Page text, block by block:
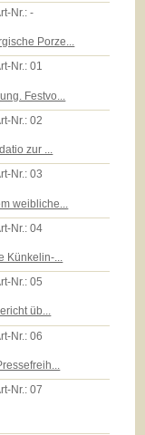
Nr.:-
Porze...
Nr.:01
Festvo...
Nr.:02
zur ...
Nr.:03
weibliche...
Nr.:04
Künkelin-...
Nr.:05
üb...
Nr.:06
Nr.:07